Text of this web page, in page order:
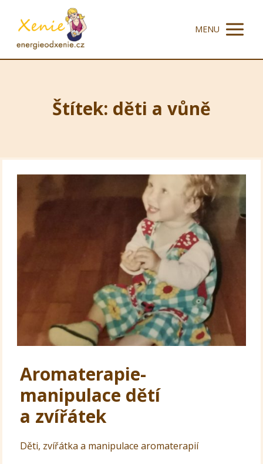
MENU
Štítek: děti a vůně
Aromaterapie-
manipulace dětí
a zvířátek
Děti, zvířátka a manipulace aromaterapií